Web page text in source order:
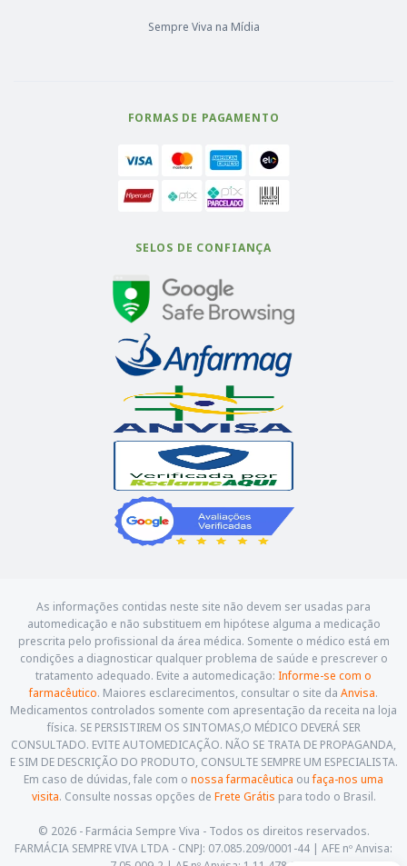
As informações contidas neste site não devem ser usadas para
automedicação e não substituem em hipótese alguma a medicação
prescrita pelo profissional da área médica. Somente o médico está em
condições a diagnosticar qualquer problema de saúde e prescrever o
tratamento adequado. Evite a automedicação: Informe-se com o
farmacêutico. Maiores esclarecimentos, consultar o site da Anvisa.
Medicamentos controlados somente com apresentação da receita na loja
física. SE PERSISTIREM OS SINTOMAS,O MÉDICO DEVERÁ SER
CONSULTADO. EVITE AUTOMEDICAÇÃO. NÃO SE TRATA DE PROPAGANDA,
E SIM DE DESCRIÇÃO DO PRODUTO, CONSULTE SEMPRE UM ESPECIALISTA.
Em caso de dúvidas, fale com o nossa farmacêutica oufaça-nos uma
visita. Consulte nossas opções de Frete Grátis para todo o Brasil.
© 2026 - Farmácia Sempre Viva - Todos os direitos reservados.
FARMÁCIA SEMPRE VIVA LTDA - CNPJ: 07.085.209/0001-44 | AFE nº Anvisa:
Sempre Viva na Mídia
FORMAS DE PAGAMENTO
SELOS DE CONFIANÇA